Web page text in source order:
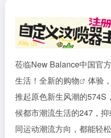
莅临New Balance中国官
生活！全新的购物
体验
推起原色新生风潮的574S
候都市潮流生活的247，
同运动潮流方向，都能轻